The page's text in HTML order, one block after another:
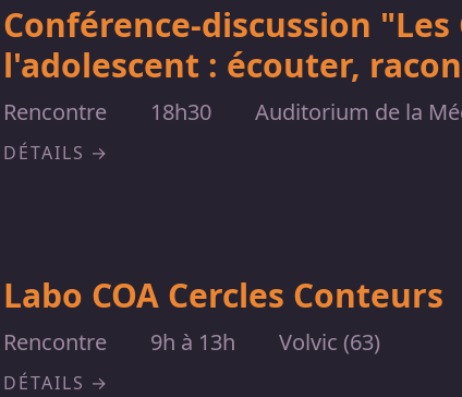
Conférence-discussion
l'adolescent : écouter,
Rencontre 18h30 Auditorium de la
DÉTAILS
Labo COA Cercles Conteurs
Rencontre 9h à 13h Volvic (63)
DÉTAILS